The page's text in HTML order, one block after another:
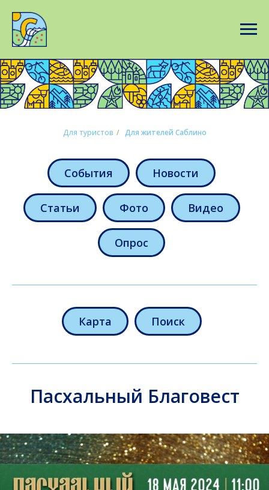
Для туристов / Для жителей Саблино
События Новости
Статьи Фото Видео
Опрос
Карта Поиск
Пасхальный Благовест